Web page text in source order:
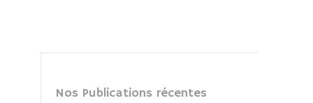
Nos Publications récentes